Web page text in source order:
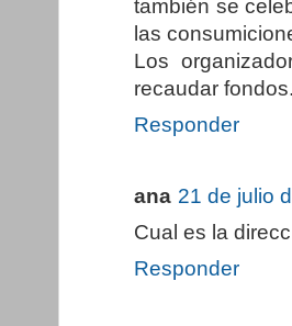
también se
las
Los
recaudar
Responder
ana 21 de julio
Cual es la
Responder